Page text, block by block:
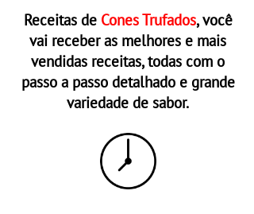
Receitas de Cones Trufados, você
vai receber as melhores e mais
vendidas receitas, todas com o
passo a passo detalhado e grande
variedade de sabor.